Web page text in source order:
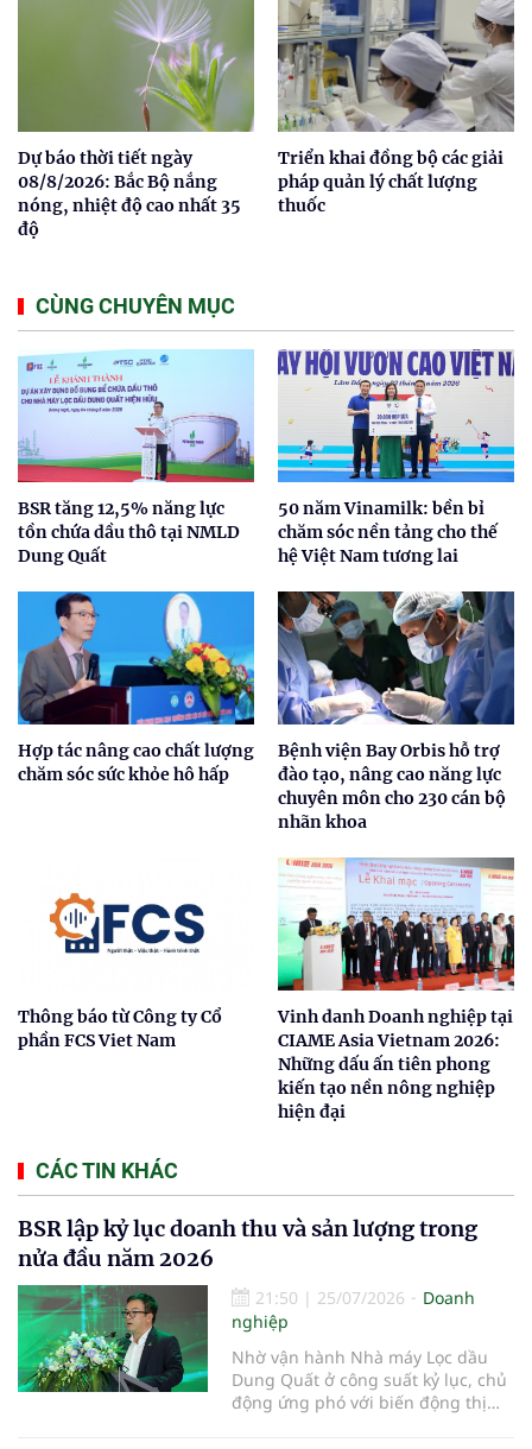
Dự báo thời tiết ngày
08/8/2026: Bắc Bộ nắng
nóng, nhiệt độ cao nhất 35
độ
Triển khai đồng bộ các giải
pháp quản lý chất lượng
thuốc
CÙNG CHUYÊN MỤC
BSR tăng 12,5% năng lực
tồn chứa dầu thô tại NMLD
Dung Quất
50 năm Vinamilk: bền bỉ
chăm sóc nền tảng cho thế
hệ Việt Nam tương lai
Hợp tác nâng cao chất lượng
chăm sóc sức khỏe hô hấp
Bệnh viện Bay Orbis hỗ trợ
đào tạo, nâng cao năng lực
chuyên môn cho 230 cán bộ
nhãn khoa
Thông báo từ Công ty Cổ
phần FCS Viet Nam
Vinh danh Doanh nghiệp tại
CIAME Asia Vietnam 2026:
Những dấu ấn tiên phong
kiến tạo nền nông nghiệp
hiện đại
CÁC TIN KHÁC
BSR lập kỷ lục doanh thu và sản lượng trong
nửa đầu năm 2026
21:50 | 25/07/2026
Doanh
nghiệp
Nhờ vận hành Nhà máy Lọc dầu
Dung Quất ở công suất kỷ lục, chủ
động ứng phó với biến động thị